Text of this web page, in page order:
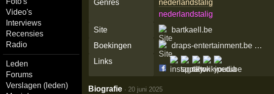
Video's
Interviews
Recensies
Radio
Leden
Forums
Verslagen (leden)
Genres
nederlandstalig
nederlandstalig
Site
bartkaell.be
Boekingen
draps-entertainment.be …
Links
Biografie · 20 juni 2025